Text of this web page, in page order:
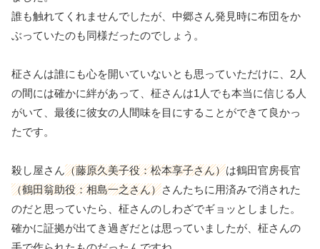
誰も触れてくれませんでしたが、中郷さん発見時に布団をか
ぶっていたのも同様だったのでしょう。
柾さんは誰にも心を開いていないとも思っていただけに、2人
の間には確かに絆があって、柾さんは1人でも本当に信じる人
がいて、最後に彼女の人間味を目にすることができて良かっ
たです。
殺し屋さん（藤原久美子役：松本享子さん）は鶴田官房長官
（鶴田翁助役：相島一之さん）さんたちに用済みで消された
のだと思っていたら、柾さんのしわざでギョッとしました。
確かに証拠が出てき過ぎだとは思っていましたが、柾さんの